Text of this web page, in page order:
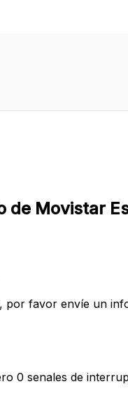
de Movistar
por favor envíe un
0 senales de